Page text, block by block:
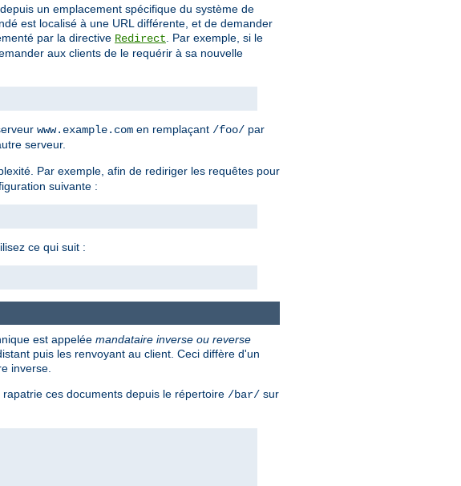
un emplacement spécifique du système de
est localisé à une URL différente, et de demander
par la directive Redirect. Par exemple, si le
aux clients de le requérir à sa nouvelle
www.example.com en remplaçant /foo/ par
serveur.
Par exemple, afin de rediriger les requêtes pour
suivante :
ce qui suit :
est appelée mandataire inverse ou reverse
puis les renvoyant au client. Ceci diffère d'un
inverse.
rapatrie ces documents depuis le répertoire /bar/ sur